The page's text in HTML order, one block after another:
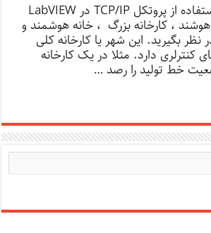
مقدمه بر ضرورت استفاده از پروتکل TCP/IP در LabVIEW
، کارخانه بزرگ ، خانه هوشمند و
نظر بگیرید. این شهر یا کارخانه کلی
کنترلری دارد. مثلا در یک کارخانه
خط تولید را رصد …